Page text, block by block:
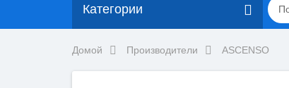
Категории
Домой Производители ASCENSO